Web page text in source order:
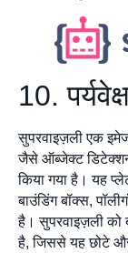
10.
सुपरवाइज़ली एक
जैसे ऑब्जेक्ट
किया गया है। यह
बाउंडिंग बॉक्स,
है। सुपरवाइज़ली को
है, जिससे यह छोटे